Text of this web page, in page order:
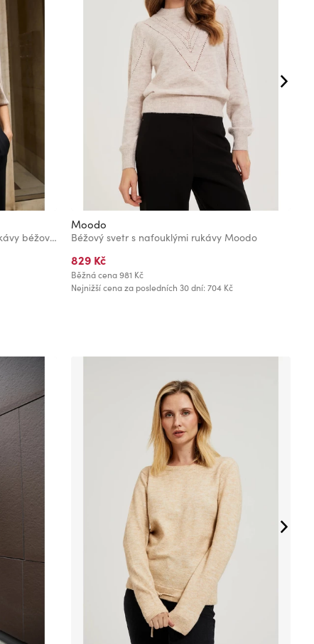
Žebrovaný svetr s nadýchnutými rukávy béžový Moodo
Moodo
Béžový svetr s nafouklými rukávy Moodo
829 Kč
Běžná cena981 Kč
Nejnižší cena za posledních 30 dní: 704 Kč